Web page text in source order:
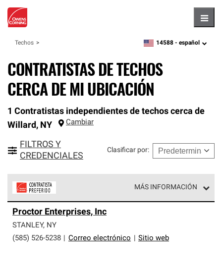
Techos zipcode,language
14588 - español
CONTRATISTAS DE TECHOS
CERCA DE MI UBICACIÓN
1 Contratistas independientes de techos cerca de
Willard, NY Cambiar
FILTROS Y
CREDENCIALES
Clasificar por:
MÁS INFORMACIÓN
parte de una red exclusiva de profesionales de techos
que cumplen con altos estándares y requisitos estrictos
de profesionalismo y confiabilidad.
Proctor Enterprises, Inc
STANLEY, NY
(585) 526-5238
Correo electrónico Sitio web